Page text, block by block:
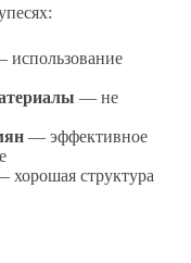
использование
— не
— эффективное
хорошая структура